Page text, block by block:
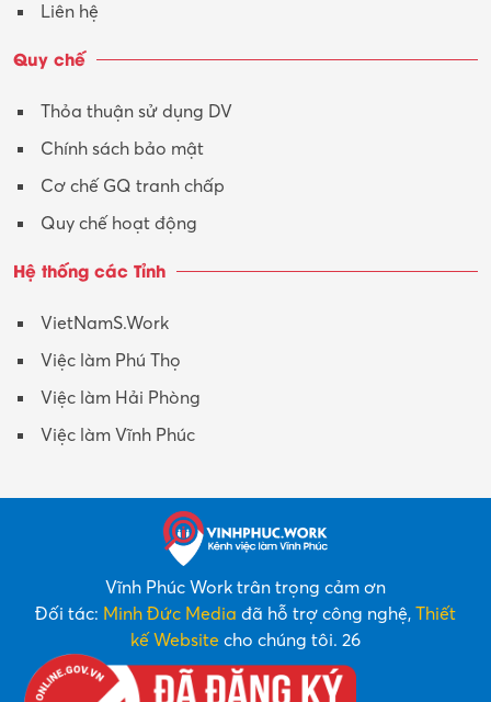
Y tế-Dược
Liên hệ
Quy chế
Thỏa thuận sử dụng DV
Chính sách bảo mật
Cơ chế GQ tranh chấp
Quy chế hoạt động
Hệ thống các Tỉnh
VietNamS.Work
Việc làm Phú Thọ
Việc làm Hải Phòng
Việc làm Vĩnh Phúc
Vĩnh Phúc Work trân trọng cảm ơn
Đối tác: Minh Đức Media đã hỗ trợ công nghệ, Thiết
kế Website cho chúng tôi. 26